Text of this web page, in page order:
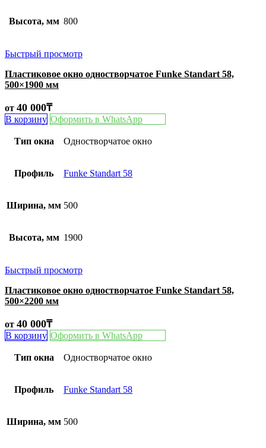
Высота, мм 800
Быстрый просмотр
Пластиковое окно одностворчатое Funke Standart 58,
500×1900 мм
от 40 000₸
В корзину Оформить в WhatsApp
Тип окна Одностворчатое окно
Профиль Funke Standart 58
Ширина, мм 500
Высота, мм 1900
Быстрый просмотр
Пластиковое окно одностворчатое Funke Standart 58,
500×2200 мм
от 40 000₸
В корзину Оформить в WhatsApp
Тип окна Одностворчатое окно
Профиль Funke Standart 58
Ширина, мм 500